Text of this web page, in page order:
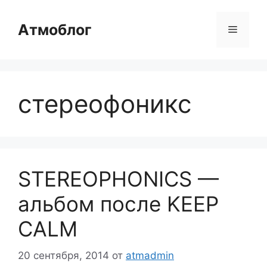
содержимому
Атмоблог Меню
стереофоникс
STEREOPHONICS —
альбом после KEEP
CALM
20 сентября, 2014 от atmadmin